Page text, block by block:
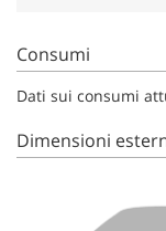
Consumi
Dati sui consumi
Dimensioni